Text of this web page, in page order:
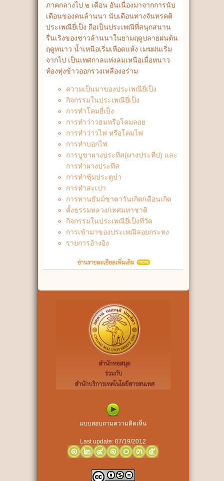
ภาคกลางไป ๒ เดือน อันเนื่องมาจากการนับ
เดือนของคนล้านนา นับเดือนทางจันทรคติ
ประเพณียี่เป็ง ถือเป็นประเพณีที่สนุกสนาน
รื่นเริงของชาวล้านนาในยามฤดูปลายฝนต้น
ฤดูหนาว น้ำเหนือเริ่มเหือดแห้ง เมฆฝนเริ่ม
จากไป เป็นเทศกาลแห่งลมเหนือเมื่อหนาว
ท้องทุ่งข้าวออกรวงเหลืองอร่าม
ความเป็นมาของประเพณียี่เป็ง
กิจกรรมในประเพณียี่เป็ง
การทำโคมยี่เป็ง
การทำว่าวฮมหรือโคมลอย
การทำว่าวไฟ หรือโคมไฟ
การทำบอกไฟ
การบูชาผางประทีส(ผางประทีป) และ
การทำผางประทีส
การทำซุ้มประตูป่า
การทำสะเปา
การทานธัมม์ชาตาวันเกิด/เดือนเกิด
ตั้งธรรมหลวง/เทศมหาชาติ
กิจกรรมในประเพณียี่เป็งที่วัด
การเข้ามาของประเพณีลอยกระทง
รายการอ้างอิง
แบบสอบถามความคิดเห็น
Last update: 07/19/2012